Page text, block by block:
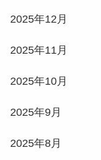
2025年12月
2025年11月
2025年10月
2025年9月
2025年8月